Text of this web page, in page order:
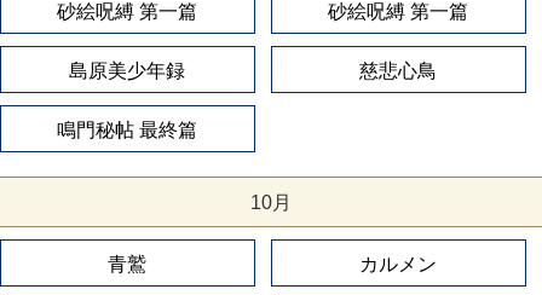
砂絵呪縛 第一篇 砂絵呪縛 第一篇
島原美少年録 慈悲心鳥
鳴門秘帖 最終篇
10月
青鷲 カルメン